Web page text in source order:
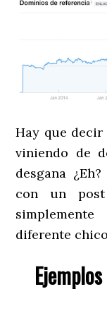
Hay que
viniendo de
desgana
con un
diferente